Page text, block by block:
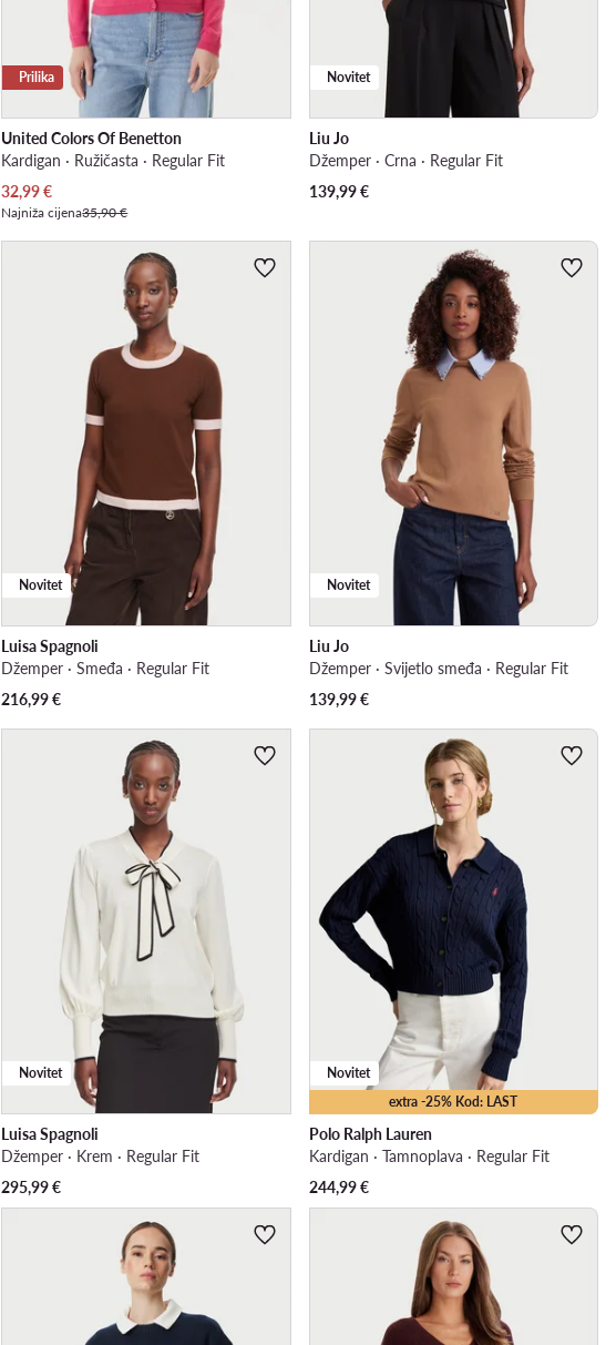
Prilika
United Colors Of Benetton
Kardigan · Ružičasta · Regular Fit
Trenutna cijena
32,99€
Najniža cijena35,90 €
Novitet
Liu Jo
Džemper · Crna · Regular Fit
139,99€
Novitet
Luisa Spagnoli
Džemper · Smeđa · Regular Fit
216,99€
Novitet
Liu Jo
Džemper · Svijetlo smeđa · Regular Fit
139,99€
Novitet
Luisa Spagnoli
Džemper · Krem · Regular Fit
295,99€
extra -25% Kod: LAST
Novitet
Polo Ralph Lauren
Kardigan · Tamnoplava · Regular Fit
244,99€